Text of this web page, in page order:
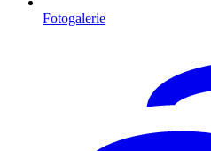
Fotogalerie